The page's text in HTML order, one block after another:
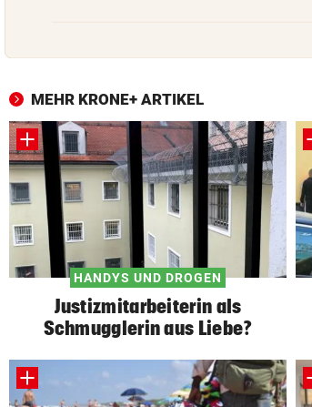
MEHR KRONE+ ARTIKEL
HANDYS UND DROGEN
Justizmitarbeiterin als
Schmugglerin aus Liebe?